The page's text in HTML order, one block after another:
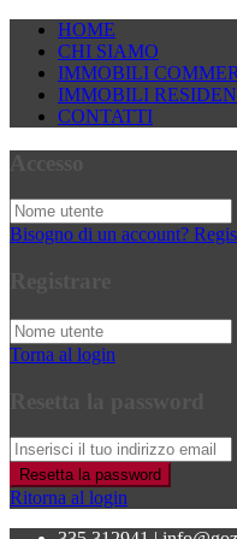
HOME
CHI SIAMO
IMMOBILI
IMMOBILI
CONTATTI
Bisogno di un account?
Torna al login
Resetta la password
Ritorna al login